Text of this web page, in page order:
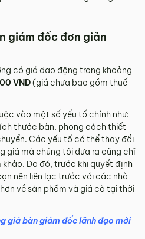
giám đốc đơn giản
có giá dao động trong khoảng
VND(giá chưa bao gồm thuế
vào một số yếu tố chính như:
thước bàn, phong cách thiết
Các yếu tố có thể thay đổi
giá mà chúng tôi đưa ra cũng chỉ
Do đó, trước khi quyết định
nên liên lạc trước với các nhà
về sản phẩm và giá cả tại thời
giá bàn giám đốc lãnh đạo mới